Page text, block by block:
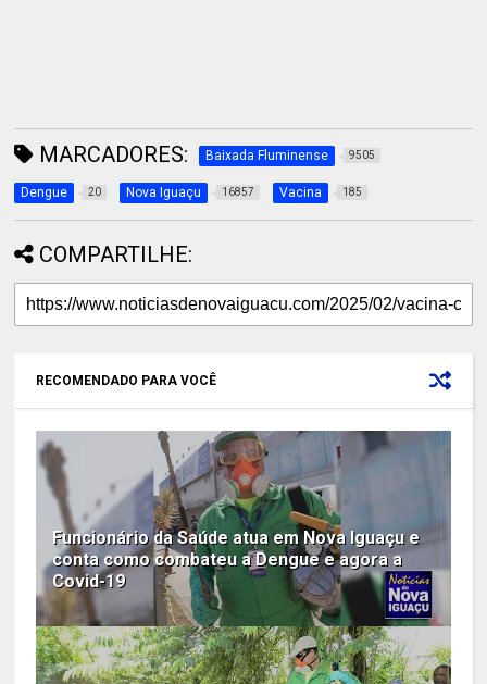
MARCADORES: Baixada Fluminense 9505
Dengue 20 Nova Iguaçu 16857 Vacina 185
COMPARTILHE:
RECOMENDADO PARA VOCÊ
Funcionário da Saúde atua em Nova Iguaçu e
conta como combateu a Dengue e agora a
Covid-19